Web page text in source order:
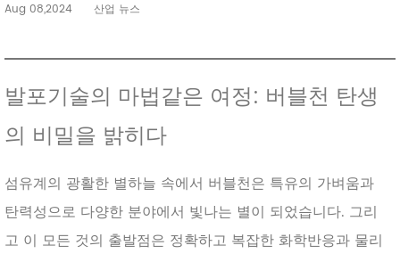
Aug 08,2024 산업 뉴스
발포기술의 마법같은 여정: 버블천 탄생
의 비밀을 밝히다
섬유계의 광활한 별하늘 속에서 버블천은 특유의 가벼움과
탄력성으로 다양한 분야에서 빛나는 별이 되었습니다. 그리
고 이 모든 것의 출발점은 정확하고 복잡한 화학반응과 물리